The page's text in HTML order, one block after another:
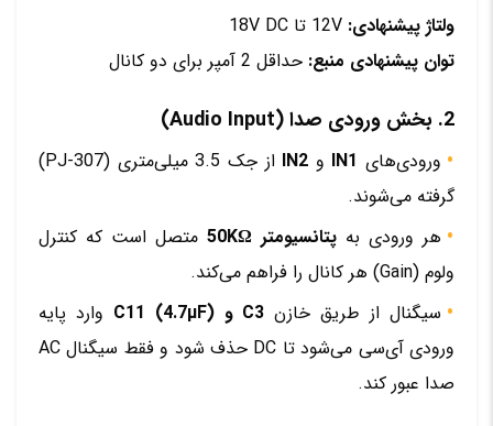
ولتاژ پیشنهادی:
توان پیشنهادی منبع: حداقل 2 آمپر برای دو کانال
2. بخش ورودی صدا (Audio Input)
ورودی‌های IN1 و IN2
از جک 3.5 میلی‌متری (PJ-307)
گرفته می‌شوند.
هر ورودی به پتانسیومتر 50KΩ
متصل است که کنترل
ولوم (Gain) هر کانال را فراهم می‌کند.
سیگنال از طریق خازن C3 و C11 (4.7µF)
وارد پایه
ورودی آی‌سی می‌شود تا DC حذف شود و فقط سیگنال AC
صدا عبور کند.